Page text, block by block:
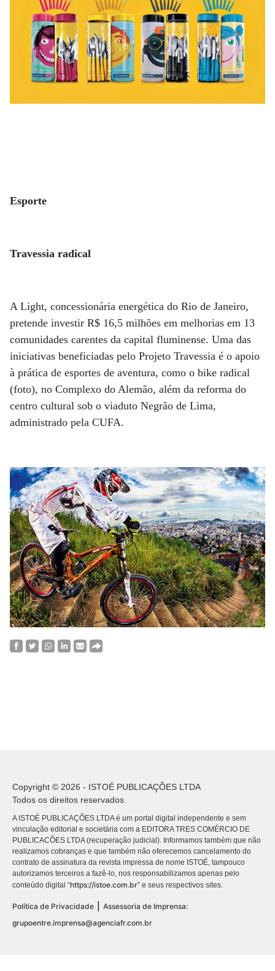
Esporte
Travessia radical
A Light, concessionária energética do Rio de Janeiro,
pretende investir R$ 16,5 milhões em melhorias em 13
comunidades carentes da capital fluminense. Uma das
iniciativas beneficiadas pelo Projeto Travessia é o apoio
à prática de esportes de aventura, como o bike radical
(foto), no Complexo do Alemão, além da reforma do
centro cultural sob o viaduto Negrão de Lima,
administrado pela CUFA.
Copyright © 2026 - ISTOÉ PUBLICAÇÕES LTDA
Todos os direitos reservados.
A ISTOÉ PUBLICAÇÕES LTDA é um portal digital independente e sem
vinculação editorial e societária com a EDITORA TRES COMÉRCIO DE
PUBLICACÕES LTDA (recuperação judicial). Informamos também que não
realizamos cobranças e que também não oferecemos cancelamento do
contrato de assinatura da revista impressa de nome ISTOÉ, tampouco
autorizamos terceiros a fazê-lo, nos responsabilizamos apenas pelo
conteúdo digital “https://istoe.com.br” e seus respectivos sites.
Política de Privacidade
Assessoria de Imprensa:
grupoentre.imprensa@agenciafr.com.br